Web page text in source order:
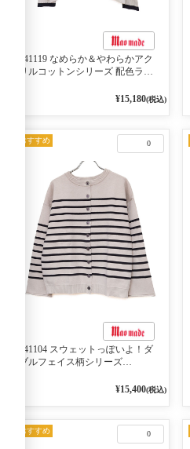
541119 なめらか＆やわらかアク
リルコットンシリーズ 配色ライ
ン 10ベージュ×ネイビー¥15,180(税込)
0
おすすめ
541104 スウェットっぽいよ！ダ
ブルフェイス柄シリーズ
2WAY プルオーバー 101オフベー
¥15,400(税込)
0
おすすめ